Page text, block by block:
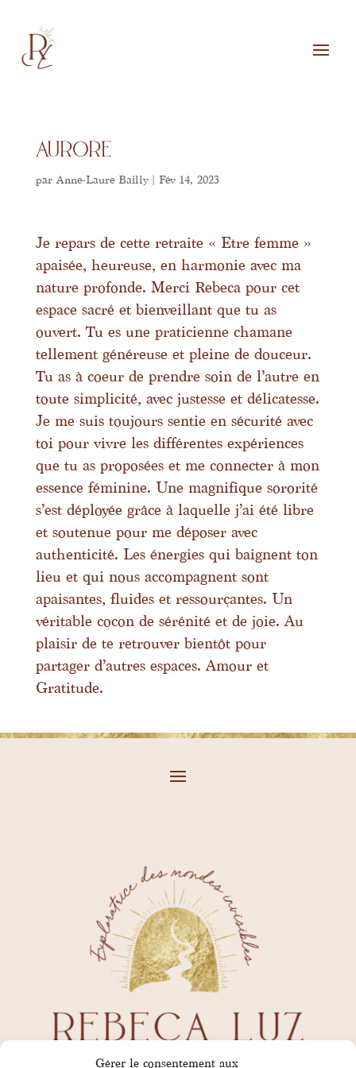
Gérer le consentement aux
Aurore
par Anne-Laure Bailly| Fév 14, 2023
Je repars de cette retraite « Etre femme »
apaisée, heureuse, en harmonie avec ma
nature profonde. Merci Rebeca pour cet
espace sacré et bienveillant que tu as
ouvert. Tu es une praticienne chamane
tellement généreuse et pleine de douceur.
Tu as à coeur de prendre soin de l’autre en
toute simplicité, avec justesse et délicatesse.
Je me suis toujours sentie en sécurité avec
toi pour vivre les différentes expériences
que tu as proposées et me connecter à mon
essence féminine. Une magnifique sororité
s’est déployée grâce à laquelle j’ai été libre
et soutenue pour me déposer avec
authenticité. Les énergies qui baignent ton
lieu et qui nous accompagnent sont
apaisantes, fluides et ressourçantes. Un
véritable cocon de sérénité et de joie. Au
plaisir de te retrouver bientôt pour
partager d’autres espaces. Amour et
Gratitude.